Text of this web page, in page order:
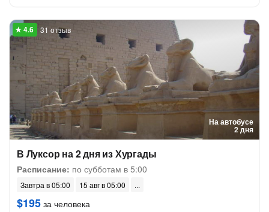
На автобусе
2 дня
31 отзыв
В Луксор на 2 дня из Хургады
Расписание: по субботам в 5:00
Завтра в 05:00 15 авг в 05:00
$195 за человека